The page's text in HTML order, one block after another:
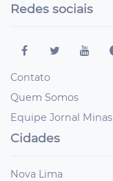
Redes sociais
Contato
Quem Somos
Equipe Jornal Minas
Cidades
Nova Lima